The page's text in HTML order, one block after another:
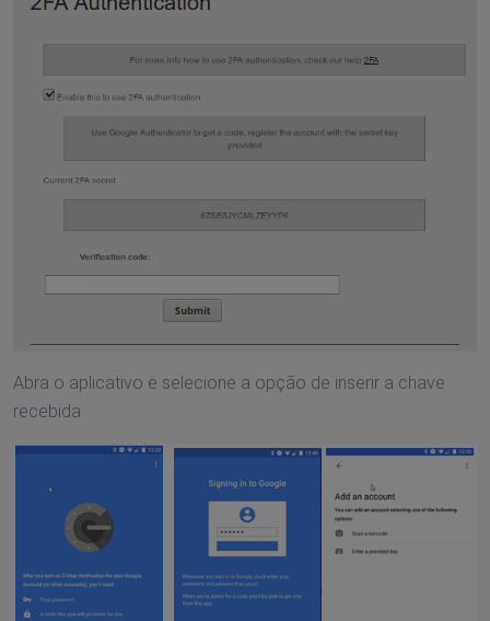
Abra o aplicativo e selecione a opção de inserir a chave
recebida